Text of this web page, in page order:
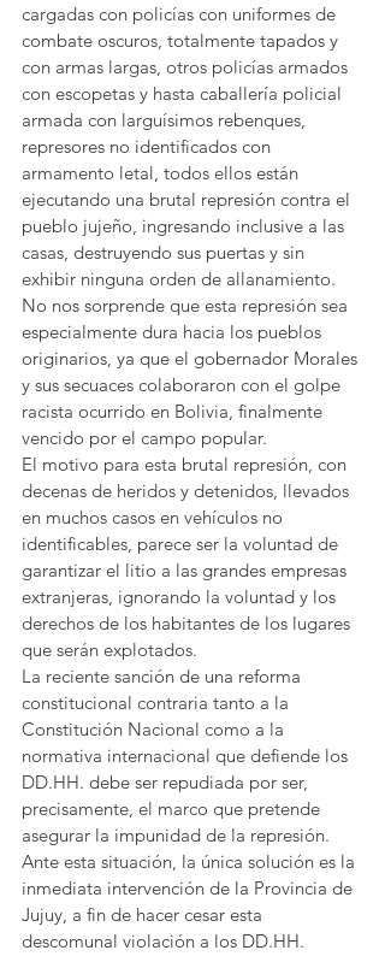
cargadas con policías con uniformes de
combate oscuros, totalmente tapados y
con armas largas, otros policías armados
con escopetas y hasta caballería policial
armada con larguísimos rebenques,
represores no identificados con
armamento letal, todos ellos están
ejecutando una brutal represión contra el
pueblo jujeño, ingresando inclusive a las
casas, destruyendo sus puertas y sin
exhibir ninguna orden de allanamiento.
No nos sorprende que esta represión sea
especialmente dura hacia los pueblos
originarios, ya que el gobernador Morales
y sus secuaces colaboraron con el golpe
racista ocurrido en Bolivia, finalmente
vencido por el campo popular.
El motivo para esta brutal represión, con
decenas de heridos y detenidos, llevados
en muchos casos en vehículos no
identificables, parece ser la voluntad de
garantizar el litio a las grandes empresas
extranjeras, ignorando la voluntad y los
derechos de los habitantes de los lugares
que serán explotados.
La reciente sanción de una reforma
constitucional contraria tanto a la
Constitución Nacional como a la
normativa internacional que defiende los
DD.HH. debe ser repudiada por ser,
precisamente, el marco que pretende
asegurar la impunidad de la represión.
Ante esta situación, la única solución es la
inmediata intervención de la Provincia de
Jujuy, a fin de hacer cesar esta
descomunal violación a los DD.HH.